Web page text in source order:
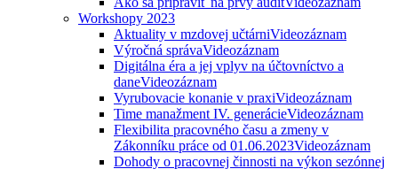
Workshopy 2023
Aktuality v mzdovej učtárniVideozáznam
Výročná správaVideozáznam
Digitálna éra a jej vplyv na účtovníctvo a
daneVideozáznam
Vyrubovacie konanie v praxiVideozáznam
Time manažment IV. generácieVideozáznam
Flexibilita pracovného času a zmeny v
Zákonníku práce od 01.06.2023Videozáznam
Dohody o pracovnej činnosti na výkon sezónnej